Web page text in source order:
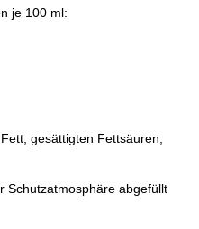
je 100 ml:
gesättigten Fettsäuren,
Schutzatmosphäre abgefüllt